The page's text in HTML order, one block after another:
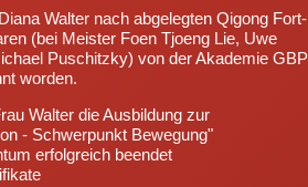
Walter nach abgelegten Qigong Fort-
(bei Meister Foen Tjoeng Lie, Uwe
Puschitzky) von der Akademie GBP
worden.
Walter die Ausbildung zur
- Schwerpunkt Bewegung"
erfolgreich beendet